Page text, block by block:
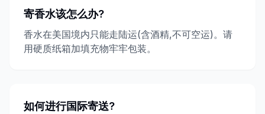
寄香水该怎么办?
香水在美国境内只能走陆运(含酒精,不可空运)。请
用硬质纸箱加填充物牢牢包装。
如何进行国际寄送?